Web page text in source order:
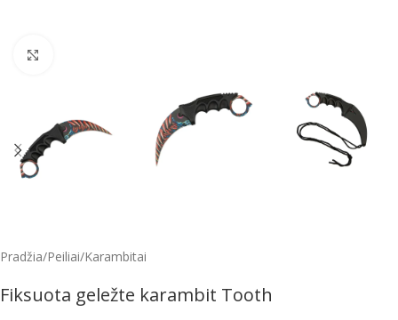
Pradžia/Peiliai/Karambitai
Fiksuota geležte karambit Tooth